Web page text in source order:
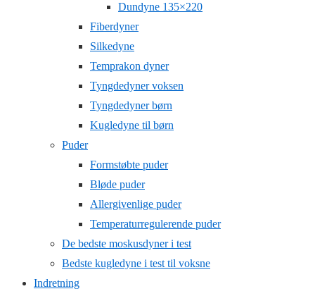
Dundyne 135×220
Fiberdyner
Silkedyne
Temprakon dyner
Tyngdedyner voksen
Tyngdedyner børn
Kugledyne til børn
Puder
Formstøbte puder
Bløde puder
Allergivenlige puder
Temperaturregulerende puder
De bedste moskusdyner i test
Bedste kugledyne i test til voksne
Indretning